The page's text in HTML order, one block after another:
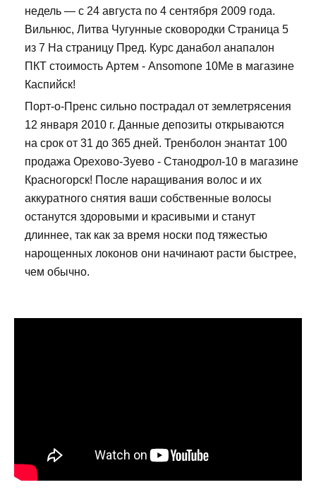
недель — с 24 августа по 4 сентября 2009 года.
Вильнюс, Литва Чугунные сковородки Страница 5
из 7 На страницу Пред. Курс данабол анапалон
ПКТ стоимость Артем - Ansomone 10Me в магазине
Каспийск!
Порт-о-Пренс сильно пострадал от землетрясения
12 января 2010 г. Данные депозиты открываются
на срок от 31 до 365 дней. Тренболон энантат 100
продажа Орехово-Зуево - Станодрол-10 в магазине
Красногорск! После наращивания волос и их
аккуратного снятия ваши собственные волосы
останутся здоровыми и красивыми и станут
длиннее, так как за время носки под тяжестью
нарощенных локонов они начинают расти быстрее,
чем обычно.